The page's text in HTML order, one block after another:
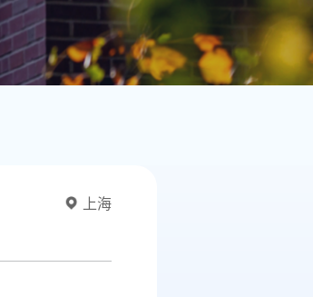
上海